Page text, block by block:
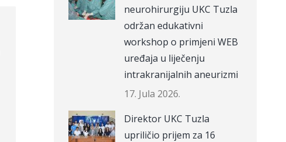
neurohirurgiju UKC Tuzla
održan edukativni
workshop o primjeni WEB
uređaja u liječenju
intrakranijalnih aneurizmi
17. Jula 2026.
Direktor UKC Tuzla
upriličio prijem za 16